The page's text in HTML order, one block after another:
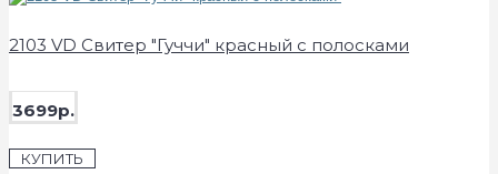
2103 VD Свитер "Гуччи" красный с полосками
3699р.
КУПИТЬ